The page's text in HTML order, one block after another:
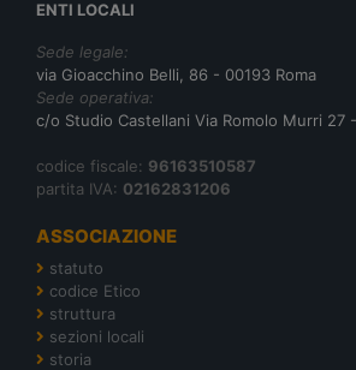
ENTI LOCALI
Sede legale:
via Gioacchino Belli, 86 - 00193 Roma
Sede operativa:
c/o Studio Castellani Via Romolo Murri 27
codice fiscale: 96163510587
partita IVA: 02162831206
ASSOCIAZIONE
statuto
codice Etico
struttura
sezioni locali
storia